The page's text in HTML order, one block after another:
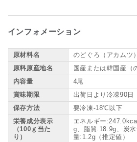
インフォメーション
原材料名
のどぐろ（アカムツ
原料原産地名
国産または韓国産（
内容量
4尾
賞味期限
出荷日より冷凍90日
保存方法
要冷凍-18℃以下
栄養成分表示
（100ｇ当た
り）
エネルギー
g、脂質:18.9g、炭
量:1.2g（推定値）